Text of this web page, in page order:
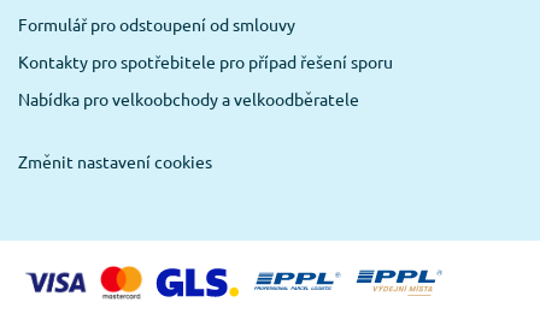
Formulář pro odstoupení od smlouvy
Kontakty pro spotřebitele pro případ řešení sporu
Nabídka pro velkoobchody a velkoodběratele
Změnit nastavení cookies